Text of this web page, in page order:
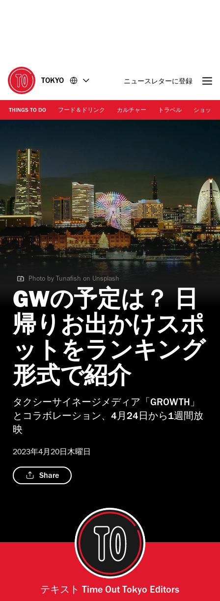
に
移
動
移
動
TOKYO ニュースレターに登録
THINGS TO DO フード＆ドリンク カルチャー トラベル ショッピ
Photo by Tunafish on Unsplash | 横浜の夜景
Photo by Tunafish on Unsplash
GWの予定は？ 日
帰りお出かけスポ
ットをランキング
形式で紹介
タクシーサイネージメディア「GROWTH」
とコラボレーション、4月24日から1週間放
映
2023年4月20日木曜日
Share
テキスト Time Out Tokyo Editors